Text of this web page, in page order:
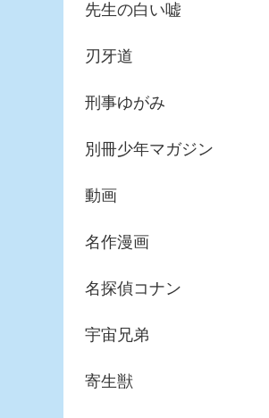
先生の白い嘘
刃牙道
刑事ゆがみ
別冊少年マガジン
動画
名作漫画
名探偵コナン
宇宙兄弟
寄生獣